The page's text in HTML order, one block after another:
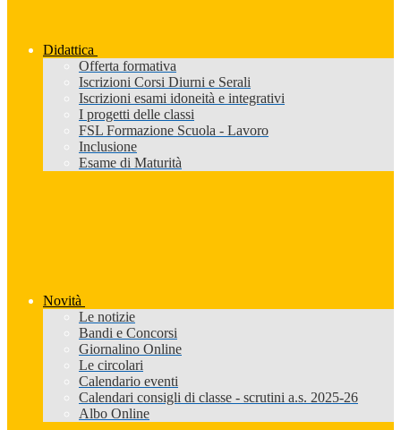
Didattica
Offerta formativa
Iscrizioni Corsi Diurni e Serali
Iscrizioni esami idoneità e integrativi
I progetti delle classi
FSL Formazione Scuola - Lavoro
Inclusione
Esame di Maturità
Novità
Le notizie
Bandi e Concorsi
Giornalino Online
Le circolari
Calendario eventi
Calendari consigli di classe - scrutini a.s. 2025-26
Albo Online